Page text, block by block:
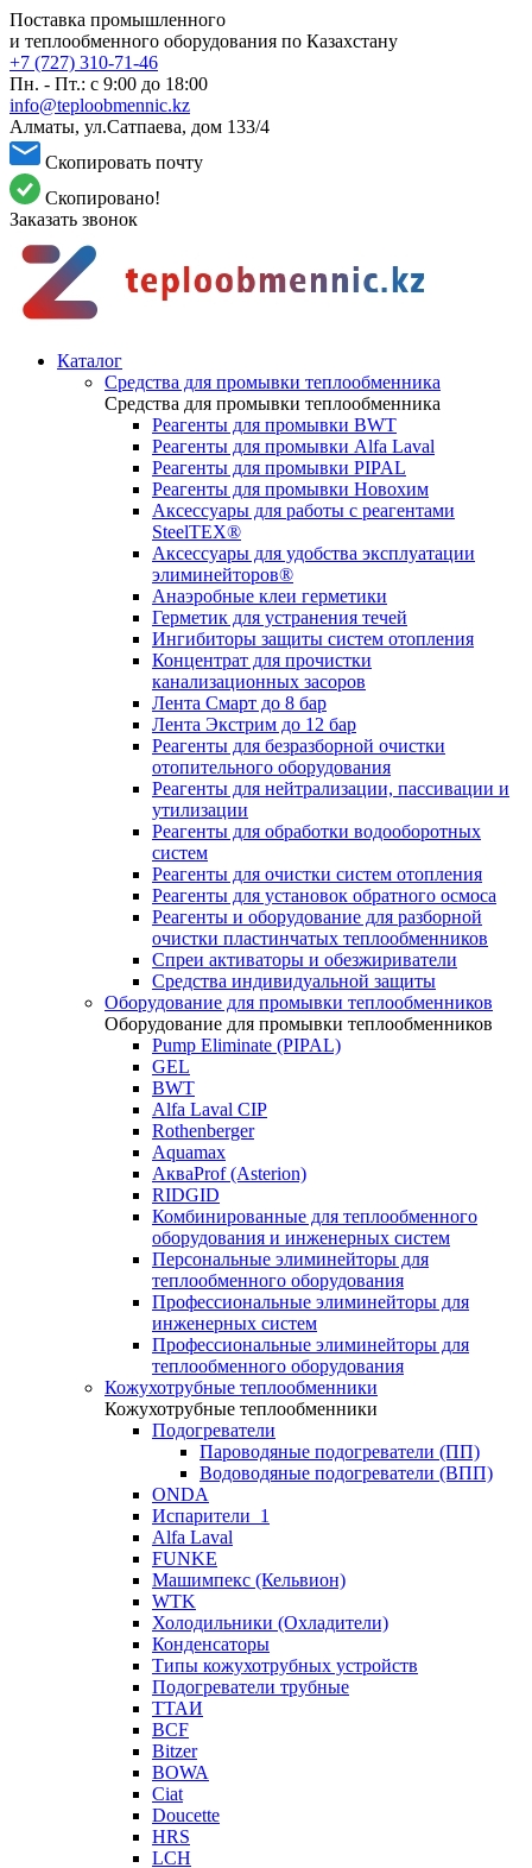
Поставка промышленного
и теплообменного оборудования по Казахстану
+7 (727) 310-71-46
Пн. - Пт.: с 9:00 до 18:00
info@teploobmennic.kz
Алматы, ул.Сатпаева, дом 133/4
Скопировать почту
Скопировано!
Заказать звонок
Каталог
Средства для промывки теплообменника
Средства для промывки теплообменника
Реагенты для промывки BWT
Реагенты для промывки Alfa Laval
Реагенты для промывки PIPAL
Реагенты для промывки Новохим
Аксессуары для работы с реагентами
SteelTEX®
Аксессуары для удобства эксплуатации
элиминейторов®
Анаэробные клеи герметики
Герметик для устранения течей
Ингибиторы защиты систем отопления
Концентрат для прочистки
канализационных засоров
Лента Смарт до 8 бар
Лента Экстрим до 12 бар
Реагенты для безразборной очистки
отопительного оборудования
Реагенты для нейтрализации, пассивации и
утилизации
Реагенты для обработки водооборотных
систем
Реагенты для очистки систем отопления
Реагенты для установок обратного осмоса
Реагенты и оборудование для разборной
очистки пластинчатых теплообменников
Спреи активаторы и обезжириватели
Средства индивидуальной защиты
Оборудование для промывки теплообменников
Оборудование для промывки теплообменников
Pump Eliminate (PIPAL)
GEL
BWT
Alfa Laval CIP
Rothenberger
Aquamax
АкваProf (Asterion)
RIDGID
Комбинированные для теплообменного
оборудования и инженерных систем
Персональные элиминейторы для
теплообменного оборудования
Профессиональные элиминейторы для
инженерных систем
Профессиональные элиминейторы для
теплообменного оборудования
Кожухотрубные теплообменники
Кожухотрубные теплообменники
Подогреватели
Пароводяные подогреватели (ПП)
Водоводяные подогреватели (ВПП)
ONDA
Испарители_1
Alfa Laval
FUNKE
Машимпекс (Кельвион)
WTK
Холодильники (Охладители)
Конденсаторы
Типы кожухотрубных устройств
Подогреватели трубные
ТТАИ
BCF
Bitzer
BOWA
Ciat
Doucette
HRS
LCH